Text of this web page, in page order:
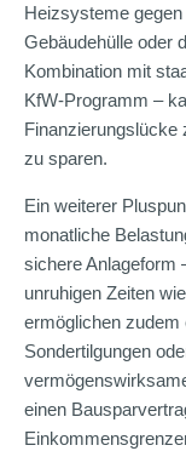
Heizsysteme
Gebäudehülle oder
Kombination mit
KfW-Programm –
Finanzierungslücke
zu sparen.
Ein weiterer
monatliche
sichere Anlageform
unruhigen Zeiten
ermöglichen zudem
Sondertilgungen
einen